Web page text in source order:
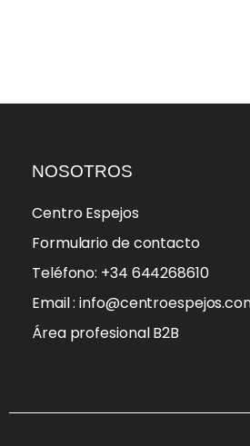
NOSOTROS
Centro Espejos
Formulario de contacto
Teléfono: +34 644268610
Email :
Área profesional B2B